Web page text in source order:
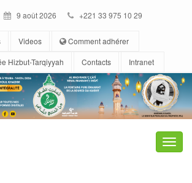
9 août 2026 +221 33 975 10 29
Videos
Comment adhérer
Hizbut-Tarqiyyah
Contacts Intranet
Toggle